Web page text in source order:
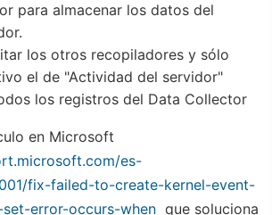
para almacenar los datos del
los otros recopiladores y sólo
el de "Actividad del servidor"
los registros del Data Collector
en Microsoft
es-
fix-failed-to-create-kernel-event-
error-occurs-when que soluciona